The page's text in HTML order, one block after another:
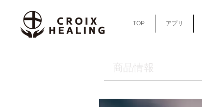
TOP アプリ
​商品情報